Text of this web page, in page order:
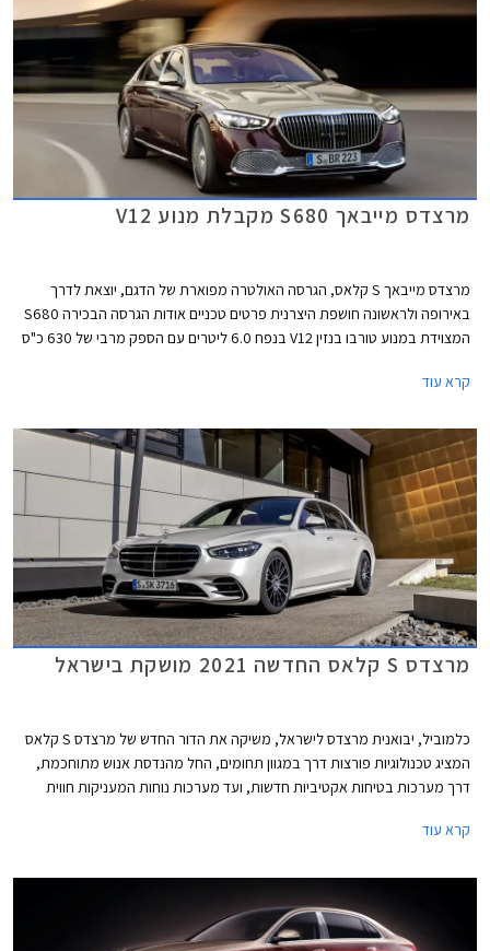
מרצדס מייבאך S680 מקבלת מנוע V12
מרצדס מייבאך S קלאס, הגרסה האולטרה מפוארת של הדגם, יוצאת לדרך
באירופה ולראשונה חושפת היצרנית פרטים טכניים אודות הגרסה הבכירה S680
המצוידת במנוע טורבו בנזין V12 בנפח 6.0 ליטרים עם הספק מרבי של 630 כ"ס
קרא עוד
מרצדס S קלאס החדשה 2021 מושקת בישראל
כלמוביל, יבואנית מרצדס לישראל, משיקה את הדור החדש של מרצדס S קלאס
המציג טכנולוגיות פורצות דרך במגוון תחומים, החל מהנדסת אנוש מתוחכמת,
דרך מערכות בטיחות אקטיביות חדשות, ועד מערכות נוחות המעניקות חווית
קרא עוד